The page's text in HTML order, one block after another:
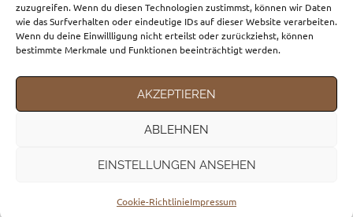
zuzugreifen. Wenn du diesen Technologien zustimmst, können wir Daten
wie das Surfverhalten oder eindeutige IDs auf dieser Website verarbeiten.
Wenn du deine Einwillligung nicht erteilst oder zurückziehst, können
bestimmte Merkmale und Funktionen beeinträchtigt werden.
AKZEPTIEREN
ABLEHNEN
EINSTELLUNGEN ANSEHEN
Cookie-RichtlinieImpressum
KATEGORIEN
Fortbewegungsmittel
Reiseziele